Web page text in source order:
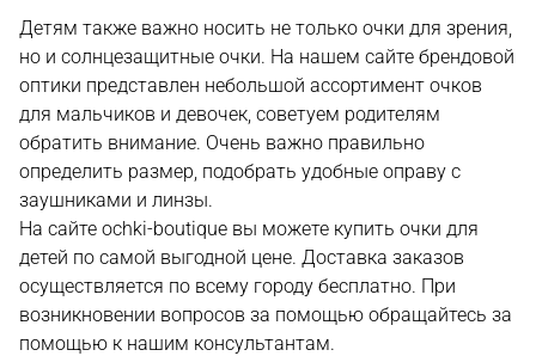
Детям также важно носить не только очки для зрения,
но и солнцезащитные очки. На нашем сайте брендовой
оптики представлен небольшой ассортимент очков
для мальчиков и девочек, советуем родителям
обратить внимание. Очень важно правильно
определить размер, подобрать удобные оправу с
заушниками и линзы.
На сайте ochki-boutique вы можете купить очки для
детей по самой выгодной цене. Доставка заказов
осуществляется по всему городу бесплатно. При
возникновении вопросов за помощью обращайтесь за
помощью к нашим консультантам.